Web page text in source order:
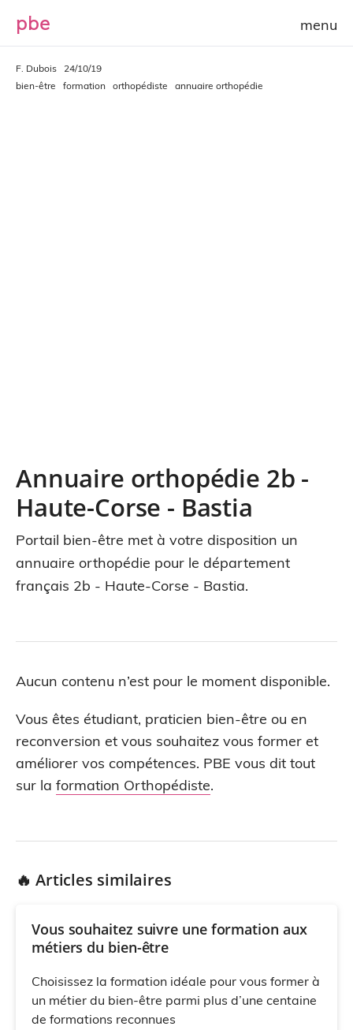
pbe
F. Dubois
24/10/19
bien-être
formation orthopédiste annuaire orthopédie
Annuaire orthopédie 2b -
Haute-Corse - Bastia
Portail bien-être met à votre disposition un
annuaire orthopédie pour le département
français 2b - Haute-Corse - Bastia.
Aucun contenu n’est pour le moment disponible.
Vous êtes étudiant, praticien bien-être ou en
reconversion et vous souhaitez vous former et
améliorer vos compétences. PBE vous dit tout
sur la formation Orthopédiste.
🔥 Articles similaires
Vous souhaitez suivre une formation aux
métiers du bien-être
Choisissez la formation idéale pour vous former à
un métier du bien-être parmi plus d’une centaine
de formations reconnues